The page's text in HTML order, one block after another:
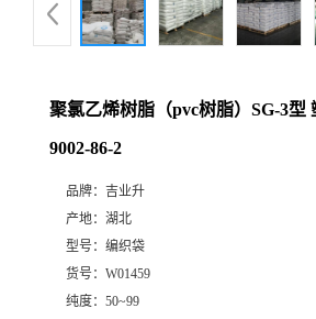
聚氯乙烯树脂（pvc树脂）SG-3型
9002-86-2
品牌： 吉业升
产地： 湖北
型号： 编织袋
货号： W01459
纯度： 50~99